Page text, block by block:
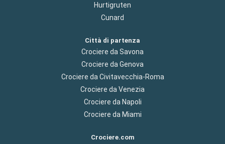
Hurtigruten
Cunard
Città di partenza
Crociere da Savona
Crociere da Genova
Crociere da Civitavecchia-Roma
Crociere da Venezia
Crociere da Napoli
Crociere da Miami
Crociere.com